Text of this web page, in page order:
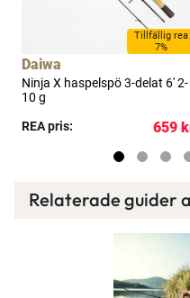
Tillfällig rea
7%
Daiwa
Ninja X haspelspö 3-delat 6' 2-
10 g
REA pris:
659
Relaterade guider